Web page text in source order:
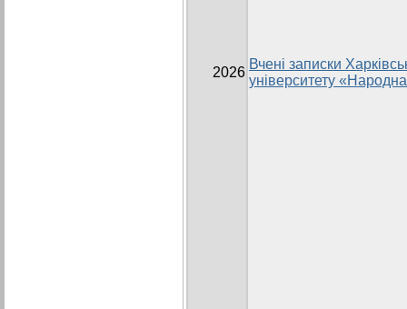
2026
Вчені записки
університету